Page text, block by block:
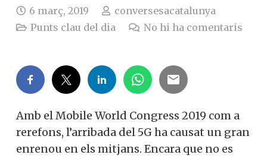
6 març, 2019
conversesacatalunya
Punts clau del dia
No hi ha comentaris
Amb el Mobile World Congress 2019 com a
rerefons, l’arribada del 5G ha causat un gran
enrenou en els mitjans. Encara que no es